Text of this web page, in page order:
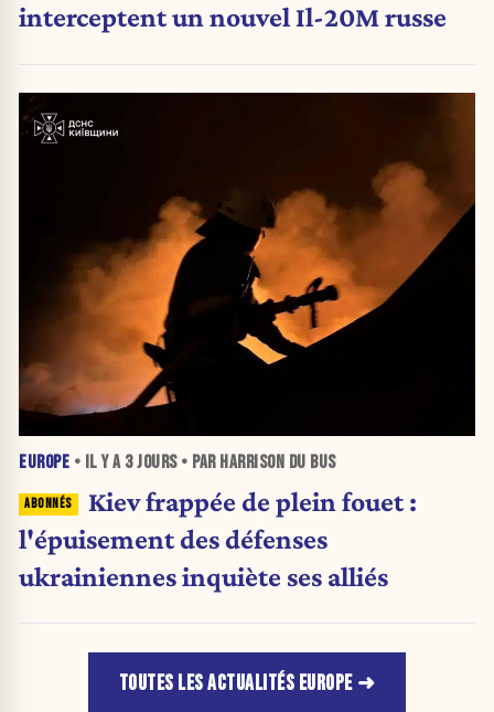
interceptent un nouvel Il-20M russe
EUROPE • IL Y A 3 JOURS• PAR HARRISON DU BUS
Kiev frappée de plein fouet :
l'épuisement des défenses
ukrainiennes inquiète ses alliés
TOUTES LES ACTUALITÉS EUROPE